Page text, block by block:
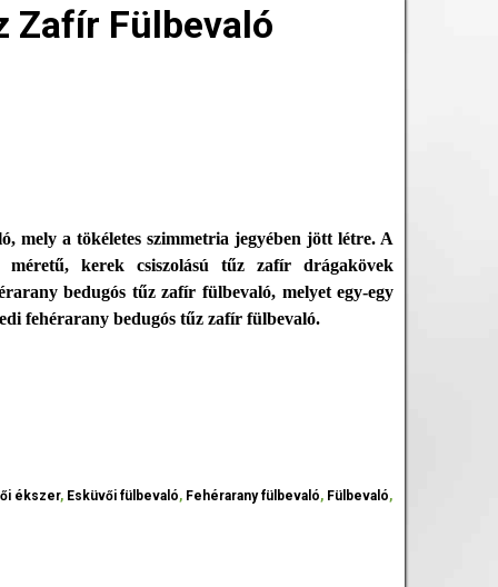
Zafír Fülbevaló
mely a tökéletes szimmetria jegyében jött létre. A
kerek csiszolású tűz zafír drágakövek
bedugós tűz zafír fülbevaló, melyet egy-egy
fehérarany bedugós tűz zafír fülbevaló.
ékszer, Esküvői fülbevaló, Fehérarany fülbevaló, Fülbevaló,